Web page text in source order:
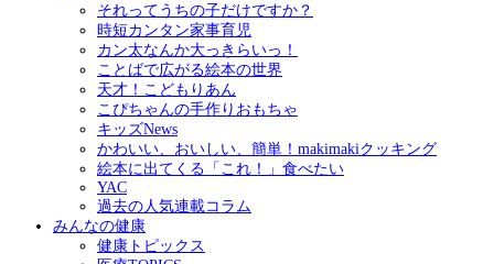
それってうちの子だけですか？
時短カンタン家事育児
カン太なんか大っきらいっ！
ことばで広がる絵本の世界
天才！こどもりあん
こぴちゃんの手作りおもちゃ
キッズNews
かわいい、おいしい、簡単！makimakiクッキング
絵本に出てくる「これ！」食べたい
YAC
過去の人気連載コラム
みんなの健康
健康トピックス